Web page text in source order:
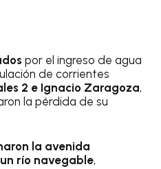
por el ingreso de agua
de corrientes
2 e Ignacio Zaragoza,
la pérdida de su
la avenida
río navegable,